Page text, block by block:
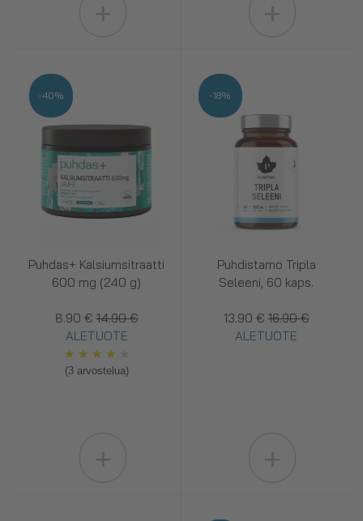
Puhdas+ Kalsiumsitraatti
600 mg (240 g)
8.90 € 14.90 €
ALETUOTE
★ ★ ★ ★
(3 arvostelua)
-40%
Puhdistamo Tripla
Seleeni, 60 kaps.
13.90 € 16.90 €
ALETUOTE
-18%